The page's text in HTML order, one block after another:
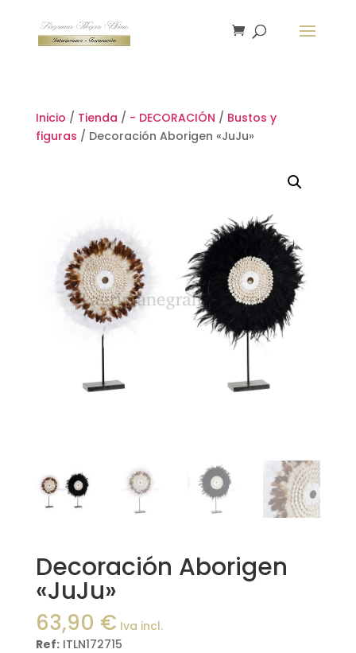
Inicio / Tienda / - DECORACIÓN / Bustos y
figuras / Decoración Aborigen «JuJu»
Decoración Aborigen
«JuJu»
63,90 € Iva incl.
Ref:ITLN172715